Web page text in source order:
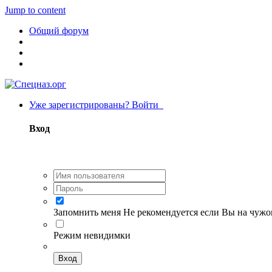
Jump to content
Общий форум
Уже зарегистрированы? Войти
Вход
Запомнить меня Не рекомендуется если Вы на
Режим невидимки
Вход